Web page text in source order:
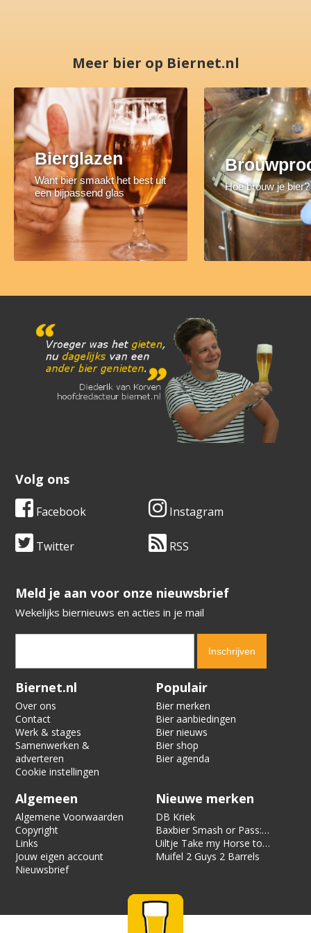
Meer bier op Biernet.nl
Bierglazen
Want bier smaakt het best uit
een bijpassend glas
Hoe brouw je bier?
Volg ons
Facebook Instagram
Twitter RSS
​​​​​​​Meld je aan voor onze nieuwsbrief
Wekelijks biernieuws en acties in je mail
Verification code:
Biernet.nl
Over ons
Contact
Werk & stages
Samenwerken &
adverteren
Cookie instellingen
Populair
Bier merken
Bier aanbiedingen
Bier nieuws
Bier shop
Bier agenda
Algemeen
Algemene Voorwaarden
Copyright
Links
Jouw eigen account
Nieuwsbrief
Nieuwe merken
DB Kriek
Baxbier Smash or Pass:
Strata
Uiltje Take my Horse to
the Hotel Room
Muifel 2 Guys 2 Barrels